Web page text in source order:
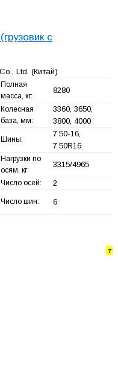
с
Ltd. (Китай)
Полная
масса, кг:
8280
Колесная
база, мм:
3360, 3650,
3800, 4000
Шины:
7.50-16,
7.50R16
Нагрузки по
осям, кг:
3315/4965
Число осей: 2
Число шин: 6
7